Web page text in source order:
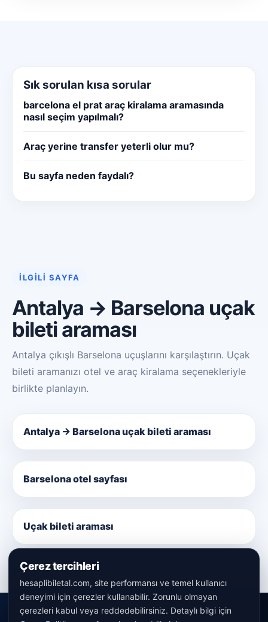
Sık sorulan kısa sorular
barcelona el prat araç kiralama aramasında
nasıl seçim yapılmalı?
Araç yerine transfer yeterli olur mu?
Bu sayfa neden faydalı?
İLGILI SAYFA
Antalya → Barselona uçak
bileti araması
Antalya çıkışlı Barselona uçuşlarını karşılaştırın. Uçak
bileti aramanızı otel ve araç kiralama seçenekleriyle
birlikte planlayın.
Antalya → Barselona uçak bileti araması
Barselona otel sayfası
Uçak bileti araması
Çerez tercihleri
hesaplibiletal.com, site performansı ve temel kullanıcı
deneyimi için çerezler kullanabilir. Zorunlu olmayan
çerezleri kabul veya reddedebilirsiniz. Detaylı bilgi için